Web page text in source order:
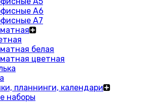
A6
A7
белая
цветная
планнинги, календари
наборы